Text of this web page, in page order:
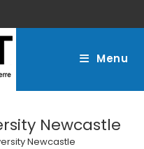
Menu
Newcastle
Newcastle